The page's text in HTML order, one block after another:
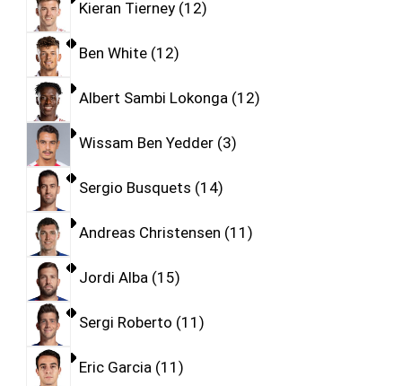
Kieran Tierney 12
Ben White 12
Albert Sambi Lokonga 12
Wissam Ben Yedder 3
Sergio Busquets 14
Andreas Christensen 11
Jordi Alba 15
Sergi Roberto 11
Eric Garcia 11